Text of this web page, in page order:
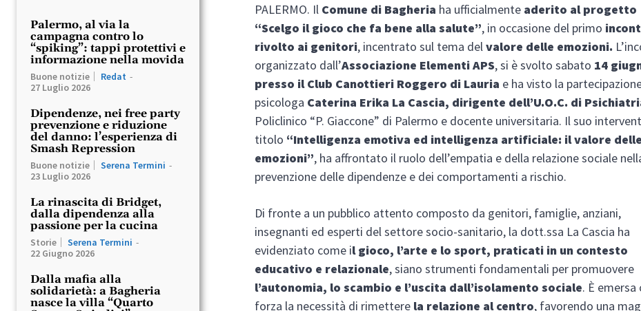
Palermo, al via la
campagna contro lo
“spiking”: tappi protettivi e
informazione nella movida
Buone notizie Redat -
27 Luglio 2026
Dipendenze, nei free party
prevenzione e riduzione
del danno: l’esperienza di
Smash Repression
Buone notizie Serena Termini -
23 Luglio 2026
La rinascita di Bridget,
dalla dipendenza alla
passione per la cucina
Storie Serena Termini -
22 Giugno 2026
Dalla mafia alla
solidarietà: a Bagheria
nasce la villa “Quarto
PALERMO. Il Comune di Bagheria ha ufficialmente aderito al progetto
“Scelgo il gioco che fa bene alla salute”, in occasione del primo
rivolto ai genitori, incentrato sul tema delvalore delle emozioni.
organizzato dall’Associazione Elementi APS, si è svolto sabato 14
presso il Club Canottieri Roggero di Lauria e ha visto la
psicologa Caterina Erika La Cascia, dirigente dell’U.O.C. di
Policlinico “P. Giaccone” di Palermo e docente universitaria. Il suo
titolo “Intelligenza emotiva ed intelligenza artificiale: il valore delle
emozioni”, ha affrontato il ruolo dell’empatia e della relazione sociale
prevenzione delle dipendenze e dei comportamenti a rischio.
Di fronte a un pubblico attento composto da genitori, famiglie, anziani,
insegnanti ed esperti del settore socio-sanitario, la dott.ssa La Cascia ha
evidenziato come il gioco, l’arte e lo sport, praticati in un contesto
educativo e relazionale, siano strumenti fondamentali per promuovere
l’autonomia, lo scambio e l’uscita dall’isolamento sociale. È emersa
forza la necessità di rimettere la relazione al centro, favorendo una